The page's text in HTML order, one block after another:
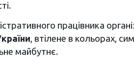
працівника
, втілене в кольорах,
майбутнє.